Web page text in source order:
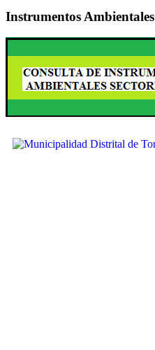
Instrumentos Ambientales